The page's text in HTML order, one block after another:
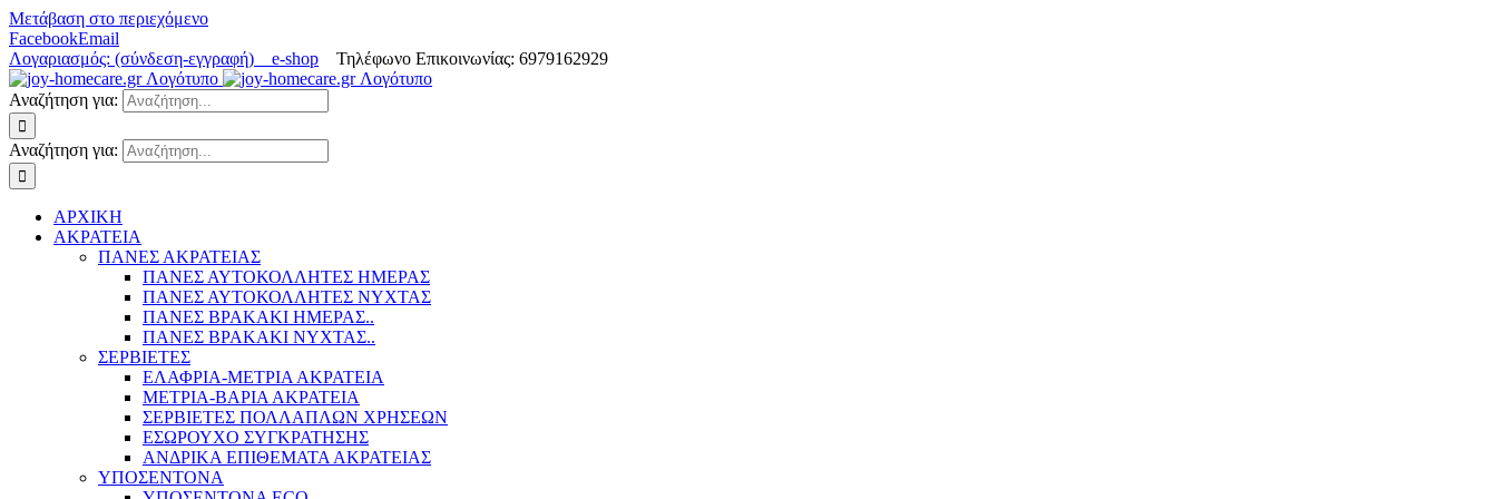
Μετάβαση στο περιεχόμενο
FacebookEmail
Λογαριασμός: (σύνδεση-εγγραφή) e-shop Τηλέφωνο Επικοινωνίας: 6979162929
Αναζήτηση για:
Αναζήτηση για:
ΑΡΧΙΚΗ
ΑΚΡΑΤΕΙΑ
ΠΑΝΕΣ ΑΚΡΑΤΕΙΑΣ
ΠΑΝΕΣ ΑΥΤΟΚΟΛΛΗΤΕΣ ΗΜΕΡΑΣ
ΠΑΝΕΣ ΑΥΤΟΚΟΛΛΗΤΕΣ ΝΥΧΤΑΣ
ΠΑΝΕΣ ΒΡΑΚΑΚΙ ΗΜΕΡΑΣ..
ΠΑΝΕΣ ΒΡΑΚΑΚΙ ΝΥΧΤΑΣ..
ΣΕΡΒΙΕΤΕΣ
ΕΛΑΦΡΙΑ-ΜΕΤΡΙΑ ΑΚΡΑΤΕΙΑ
ΜΕΤΡΙΑ-ΒΑΡΙΑ ΑΚΡΑΤΕΙΑ
ΣΕΡΒΙΕΤΕΣ ΠΟΛΛΑΠΛΩΝ ΧΡΗΣΕΩΝ
ΕΣΩΡΟΥΧΟ ΣΥΓΚΡΑΤΗΣΗΣ
ΑΝΔΡΙΚΑ ΕΠΙΘΕΜΑΤΑ ΑΚΡΑΤΕΙΑΣ
ΥΠΟΣΕΝΤΟΝΑ